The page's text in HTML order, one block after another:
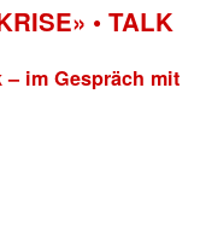
• TALK
im Gespräch mit